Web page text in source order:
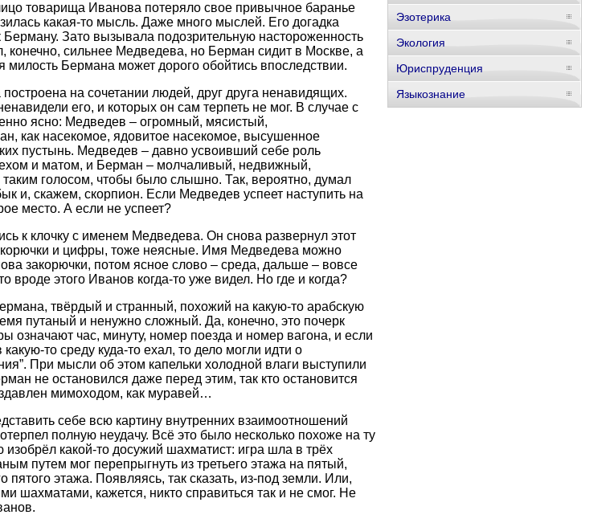
товарища Иванова потеряло свое привычное баранье
какая-то мысль. Даже много мыслей. Его догадка
Берману. Зато вызывала подозрительную настороженность
сильнее Медведева, но Берман сидит в Москве, а
милость Бермана может дорого обойтись впоследствии.
на сочетании людей, друг друга ненавидящих.
его, и которых он сам терпеть не мог. В случае с
ясно: Медведев – огромный, мясистый,
как насекомое, ядовитое насекомое, высушенное
пустынь. Медведев – давно усвоивший себе роль
и матом, и Берман – молчаливый, недвижный,
таким голосом, чтобы было слышно. Так, вероятно, думал
и, скажем, скорпион. Если Медведев успеет наступить на
место. А если не успеет?
к клочку с именем Медведева. Он снова развернул этот
и цифры, тоже неясные. Имя Медведева можно
закорючки, потом ясное слово – среда, дальше – вовсе
вроде этого Иванов когда-то уже видел. Но где и когда?
твёрдый и странный, похожий на какую-то арабскую
путаный и ненужно сложный. Да, конечно, это почерк
означают час, минуту, номер поезда и номер вагона, и если
то среду куда-то ехал, то дело могли идти о
При мысли об этом капельки холодной влаги выступили
не остановился даже перед этим, так кто остановится
мимоходом, как муравей…
себе всю картину внутренних взаимоотношений
полную неудачу. Всё это было несколько похоже на ту
какой-то досужий шахматист: игра шла в трёх
путем мог перепрыгнуть из третьего этажа на пятый,
пятого этажа. Появляясь, так сказать, из-под земли. Или,
шахматами, кажется, никто справиться так и не смог. Не
Эзотерика
Экология
Юриспруденция
Языкознание